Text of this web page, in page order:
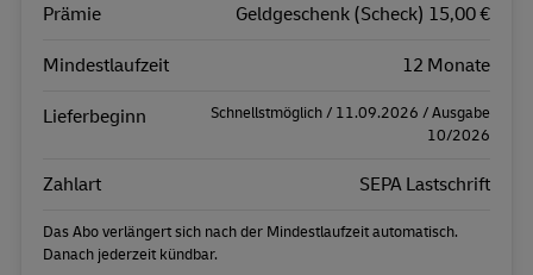
Prämie Geldgeschenk (Scheck) 15,00 €
Mindestlaufzeit 12 Monate
Lieferbeginn
Schnellstmöglich / 11.09.2026 / Ausgabe
10/2026
Zahlart SEPA Lastschrift
Das Abo verlängert sich nach der Mindestlaufzeit automatisch.
Danach jederzeit kündbar.